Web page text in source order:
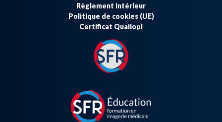
Règlement intérieur
Politique de cookies (UE)
Certificat Qualiopi